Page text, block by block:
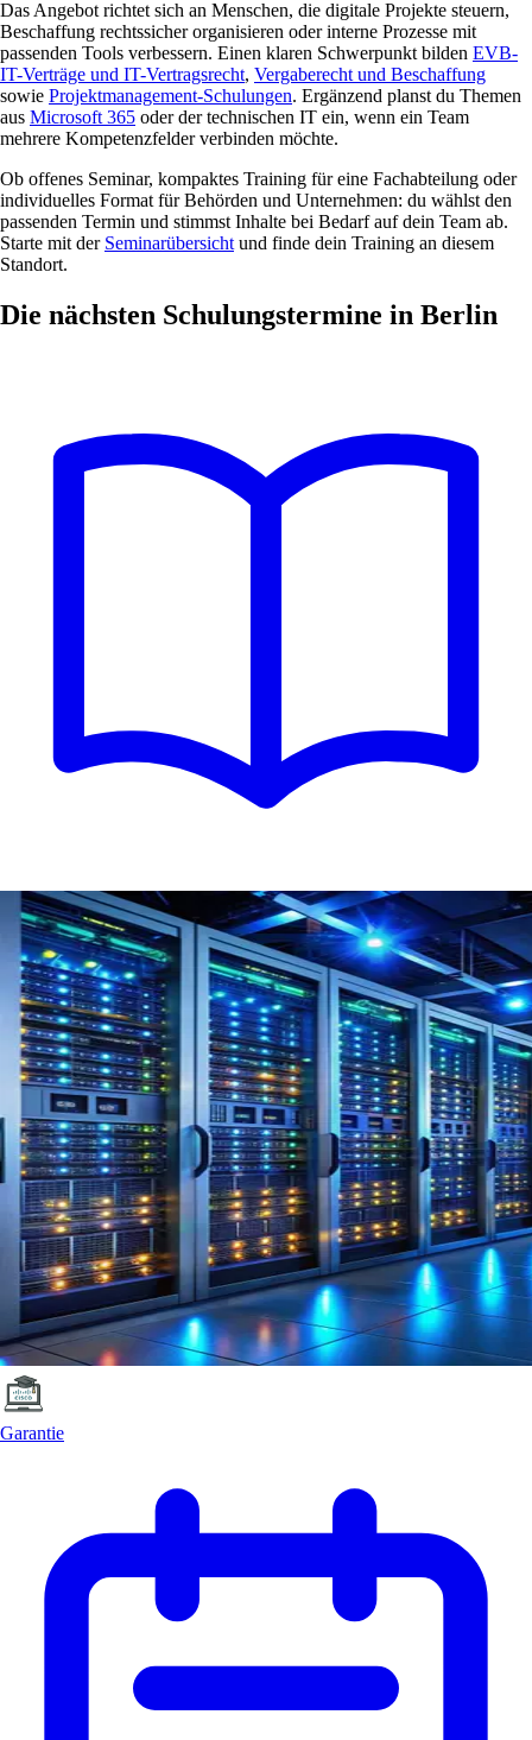
Das Angebot richtet sich an Menschen, die digitale Projekte steuern,
Beschaffung rechtssicher organisieren oder interne Prozesse mit
passenden Tools verbessern. Einen klaren Schwerpunkt bilden EVB-
IT-Verträge und IT-Vertragsrecht, Vergaberecht und Beschaffung
sowie Projektmanagement-Schulungen. Ergänzend planst du Themen
aus Microsoft 365 oder der technischen IT ein, wenn ein Team
mehrere Kompetenzfelder verbinden möchte.
Ob offenes Seminar, kompaktes Training für eine Fachabteilung oder
individuelles Format für Behörden und Unternehmen: du wählst den
passenden Termin und stimmst Inhalte bei Bedarf auf dein Team ab.
Starte mit der Seminarübersicht und finde dein Training an diesem
Standort.
Die nächsten Schulungstermine in Berlin
Garantie